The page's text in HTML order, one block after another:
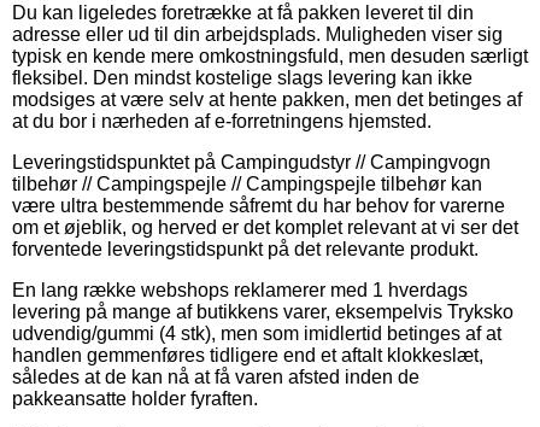
Du kan ligeledes foretrække at få pakken leveret til din
adresse eller ud til din arbejdsplads. Muligheden viser sig
typisk en kende mere omkostningsfuld, men desuden særligt
fleksibel. Den mindst kostelige slags levering kan ikke
modsiges at være selv at hente pakken, men det betinges af
at du bor i nærheden af e-forretningens hjemsted.
Leveringstidspunktet på Campingudstyr // Campingvogn
tilbehør // Campingspejle // Campingspejle tilbehør kan
være ultra bestemmende såfremt du har behov for varerne
om et øjeblik, og herved er det komplet relevant at vi ser det
forventede leveringstidspunkt på det relevante produkt.
En lang række webshops reklamerer med 1 hverdags
levering på mange af butikkens varer, eksempelvis Tryksko
udvendig/gummi (4 stk), men som imidlertid betinges af at
handlen gemmenføres tidligere end et aftalt klokkeslæt,
således at de kan nå at få varen afsted inden de
pakkeansatte holder fyraften.